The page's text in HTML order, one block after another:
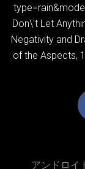
Don\'t Let
Negativity and
of the Aspects,
アンドロイ